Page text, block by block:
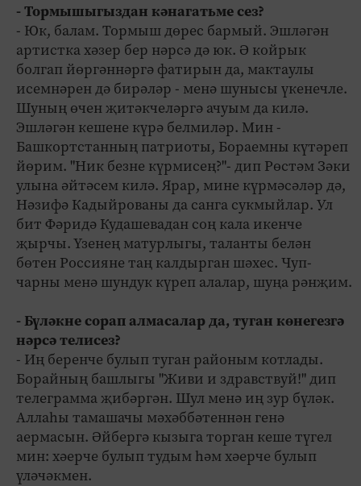
- Тормышыгыздан кәнагатьме сез?
- Юк, балам. Тормыш дөрес бармый. Эшләгән
артистка хәзер бер нәрсә дә юк. Ә койрык
болгап йөргәннәргә фатирын да, мактаулы
исемнәрен дә бирәләр - менә шунысы үкенечле.
Шуның өчен җитәкчеләргә ачуым да килә.
Эшләгән кешене күрә белмиләр. Мин -
Башкортстанның патриоты, Бораемны күтәреп
йөрим. "Ник безне күрмисең?"- дип Рөстәм Зәки
улына әйтәсем килә. Ярар, мине күрмәсәләр дә,
Нәзифә Кадыйрованы да санга сукмыйлар. Ул
бит Фәридә Кудашевадан соң кала икенче
җырчы. Үзенең матурлыгы, таланты белән
бөтен Россияне таң калдырган шәхес. Чуп-
чарны менә шундук күреп алалар, шуңа рәнҗим.
- Бүләкне сорап алмасалар да, туган көнегезгә
нәрсә телисез?
- Иң беренче булып туган районым котлады.
Борайның башлыгы "Живи и здравствуй!" дип
телеграмма җибәргән. Шул менә иң зур бүләк.
Аллаһы тамашачы мәхәббәтеннән генә
аермасын. Әйбергә кызыга торган кеше түгел
мин: хәерче булып тудым һәм хәерче булып
үләчәкмен.